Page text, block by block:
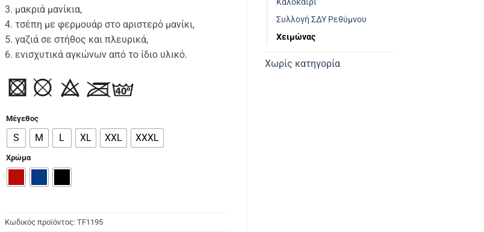
Συλλογή ΣΔΥ Ρεθύμνου
Χειμώνας
Χωρίς κατηγορία
3. μακριά μανίκια,
4. τσέπη με φερμουάρ στο αριστερό μανίκι,
5. γαζιά σε στήθος και πλευρικά,
6. ενισχυτικά αγκώνων από το ίδιο υλικό.
Μέγεθος
S M L XL XXL XXXL
Χρώμα
Κωδικός προϊόντος: TF1195